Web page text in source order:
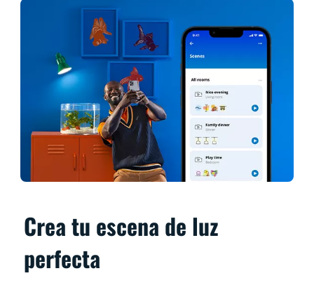
Crea tu escena de luz
perfecta